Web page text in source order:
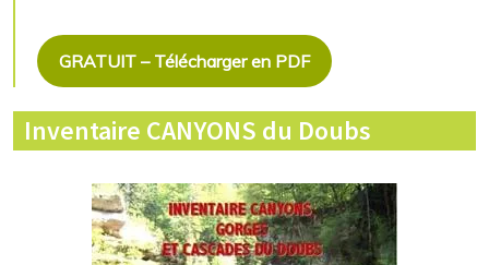
GRATUIT – Télécharger en PDF
Inventaire CANYONS du Doubs